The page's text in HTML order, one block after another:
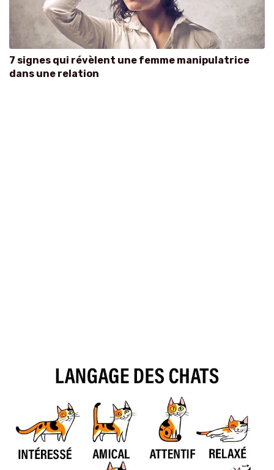
7 signes qui révèlent une femme manipulatrice
dans une relation